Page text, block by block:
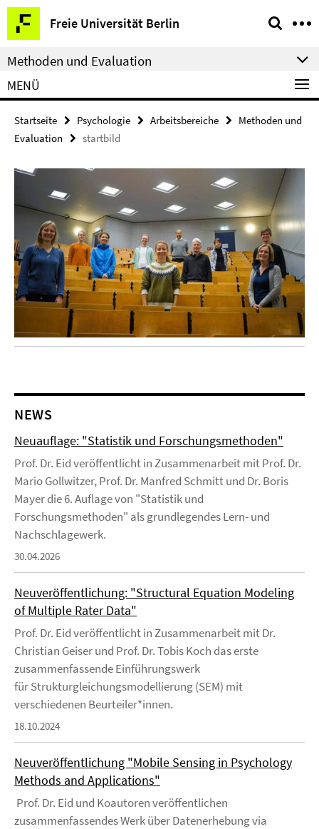
Springe
direkt
zu
Inhalt
Freie Universität Berlin
Service-
Navigation
Methoden und Evaluation
MENÜ
Startseite Psychologie Arbeitsbereiche
Methoden und
Evaluation
startbild
NEWS
Neuauflage: "Statistik und Forschungsmethoden"
Prof. Dr. Eid veröffentlicht in Zusammenarbeit mit Prof. Dr.
Mario Gollwitzer, Prof. Dr. Manfred Schmitt und Dr. Boris
Mayer die 6. Auflage von "Statistik und
Forschungsmethoden" als grundlegendes Lern- und
Nachschlagewerk.
30.04.2026
Neuveröffentlichung: "Structural Equation Modeling
of Multiple Rater Data"
Prof. Dr. Eid veröffentlicht in Zusammenarbeit mit Dr.
Christian Geiser und Prof. Dr. Tobis Koch das erste
zusammenfassende Einführungswerk
für Strukturgleichungsmodellierung (SEM) mit
verschiedenen Beurteiler*innen.
18.10.2024
Neuveröffentlichung "Mobile Sensing in Psychology
Methods and Applications"
Prof. Dr. Eid und Koautoren veröffentlichen
zusammenfassendes Werk über Datenerhebung via